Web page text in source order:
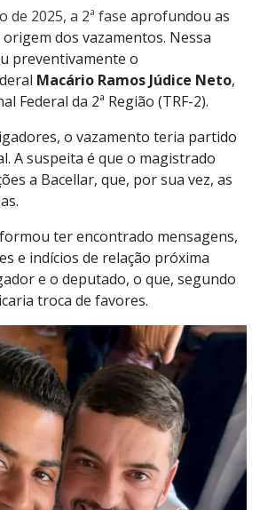
de 2025, a 2ª fase aprofundou as
dos vazamentos. Nessa
preventivamente o
Macário Ramos Júdice Neto,
Federal da 2ª Região (TRF-2).
o vazamento teria partido
A suspeita é que o magistrado
a Bacellar, que, por sua vez, as
ter encontrado mensagens,
e indícios de relação próxima
e o deputado, o que, segundo
troca de favores.